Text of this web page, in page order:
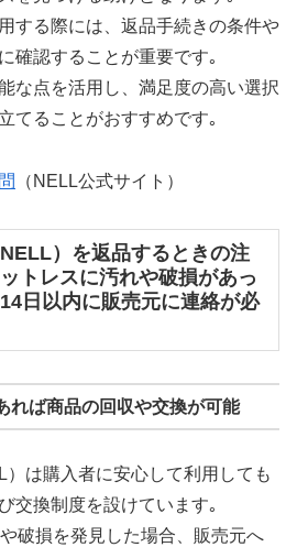
する際には、返品手続きの条件や
確認することが重要です｡
な点を活用し、満足度の高い選択
てることがおすすめです｡
（NELL公式サイト）
）を返品するときの注
トレスに汚れや破損があっ
日以内に販売元に連絡が必
れば商品の回収や交換が可能
は購入者に安心して利用しても
交換制度を設けています｡
破損を発見した場合、販売元へ